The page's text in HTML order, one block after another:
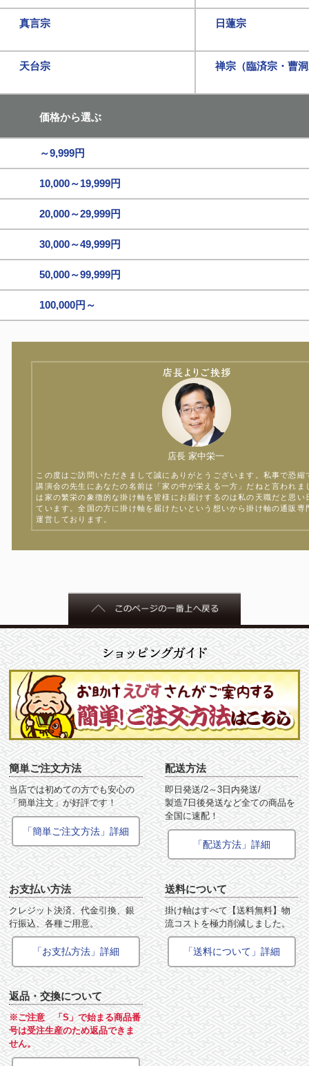
真言宗 日蓮宗
天台宗 禅宗（臨済宗・曹
価格から選ぶ
～9,999円
10,000～19,999円
20,000～29,999円
30,000～49,999円
50,000～99,999円
100,000円～
店長 家中栄一
この度はご訪問いただきまして誠にありがとうございます。私事で恐縮
講演会の先生にあなたの名前は「家の中が栄える一方」だねと言われま
は家の繁栄の象徴的な掛け軸を皆様にお届けするのは私の天職だと思い
ています。全国の方に掛け軸を届けたいという想いから掛け軸の通販専
運営しております。
簡単ご注文方法
当店では初めての方でも安心の
「簡単注文」が好評です！
「簡単ご注文方法」詳細
配送方法
即日発送/2～3日内発送/
製造7日後発送など全ての商品を
全国に速配！
「配送方法」詳細
お支払い方法
クレジット決済、代金引換、銀
行振込、各種ご用意。
「お支払方法」詳細
送料について
掛け軸はすべて【送料無料】物
流コストを極力削減しました。
「送料について」詳細
返品・交換について
※ご注意 「S」で始まる商品番
号は受注生産のため返品できま
せん。